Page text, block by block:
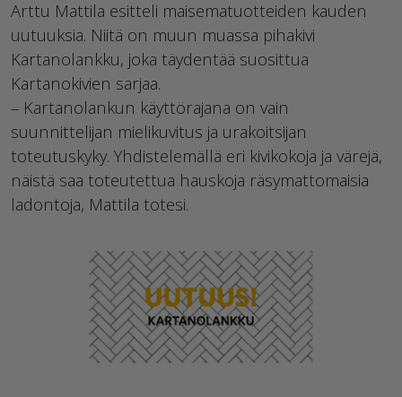
Arttu Mattila esitteli maisematuotteiden kauden
uutuuksia. Niitä on muun muassa pihakivi
Kartanolankku, joka täydentää suosittua
Kartanokivien sarjaa.
– Kartanolankun käyttörajana on vain
suunnittelijan mielikuvitus ja urakoitsijan
toteutuskyky. Yhdistelemällä eri kivikokoja ja värejä,
näistä saa toteutettua hauskoja räsymattomaisia
ladontoja, Mattila totesi.